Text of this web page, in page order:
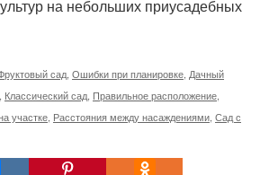
на небольших приусадебных
сад Ошибки при планировке Дачный
Классический сад Правильное расположение
участке Расстояния между насаждениями Сад с